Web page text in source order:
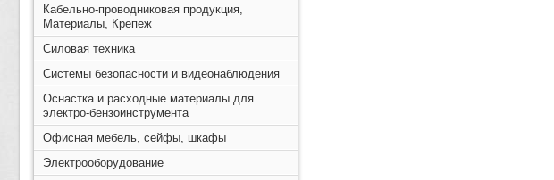
Кабельно-проводниковая продукция,
Материалы, Крепеж
Силовая техника
Системы безопасности и видеонаблюдения
Оснастка и расходные материалы для
электро-бензоинструмента
Офисная мебель, сейфы, шкафы
Электрооборудование